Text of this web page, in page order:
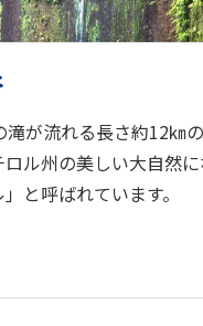
が流れる長さ約12㎞
ル州の美しい大自然に
と呼ばれています。